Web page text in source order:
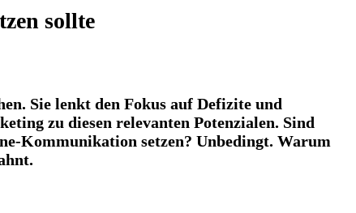
sollte
Sie lenkt den Fokus auf Defizite und
zu diesen relevanten Potenzialen. Sind
Kommunikation setzen? Unbedingt. Warum